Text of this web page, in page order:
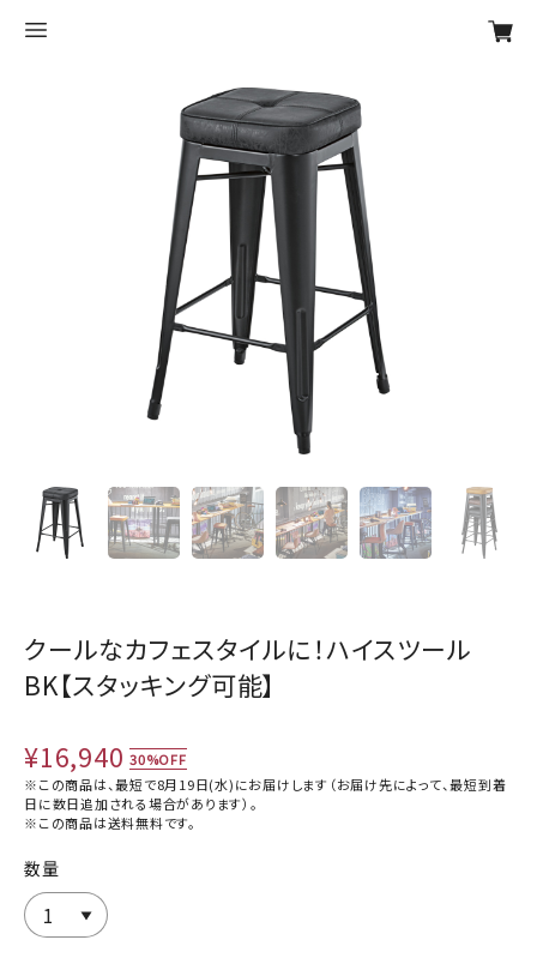
クールなカフェスタイルに！ハイスツール
BK【スタッキング可能】
¥16,940 30%OFF
※この商品は、最短で8月19日(水)にお届けします（お届け先によって、最短到着
日に数日追加される場合があります）。
※この商品は送料無料です。
数量